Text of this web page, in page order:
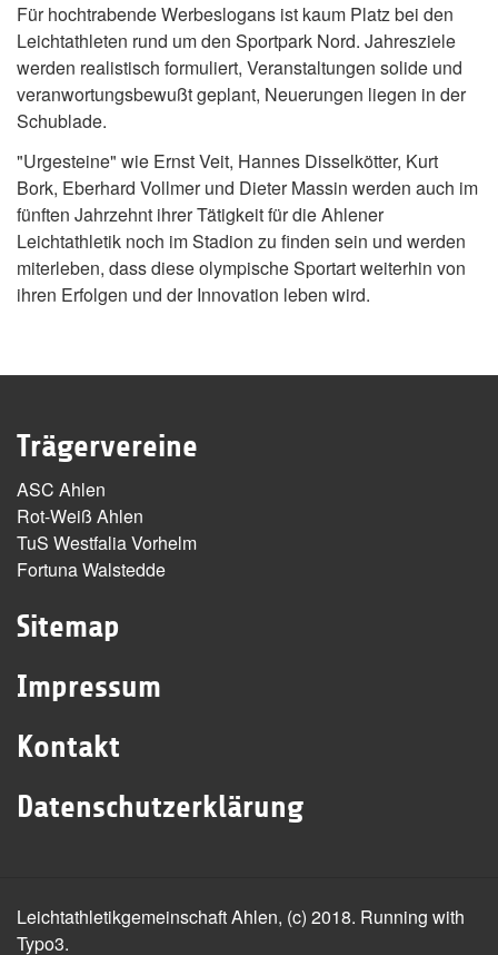
Für hochtrabende Werbeslogans ist kaum Platz bei den
Leichtathleten rund um den Sportpark Nord. Jahresziele
werden realistisch formuliert, Veranstaltungen solide und
veranwortungsbewußt geplant, Neuerungen liegen in der
Schublade.
"Urgesteine" wie Ernst Veit, Hannes Disselkötter, Kurt
Bork, Eberhard Vollmer und Dieter Massin werden auch im
fünften Jahrzehnt ihrer Tätigkeit für die Ahlener
Leichtathletik noch im Stadion zu finden sein und werden
miterleben, dass diese olympische Sportart weiterhin von
ihren Erfolgen und der Innovation leben wird.
Trägervereine
ASC Ahlen
Rot-Weiß Ahlen
TuS Westfalia Vorhelm
Fortuna Walstedde
Sitemap
Impressum
Kontakt
Datenschutzerklärung
Leichtathletikgemeinschaft Ahlen, (c) 2018. Running with
Typo3.